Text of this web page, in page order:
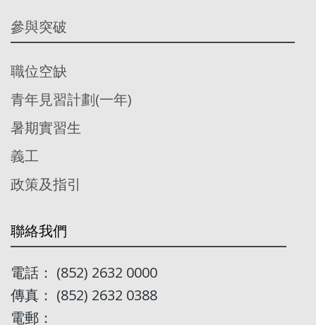
參與突破
職位空缺
青年見習計劃(一年)
暑期實習生
義工
政策及指引
聯絡我們
電話： (852) 2632 0000
傳真： (852) 2632 0388
電郵：